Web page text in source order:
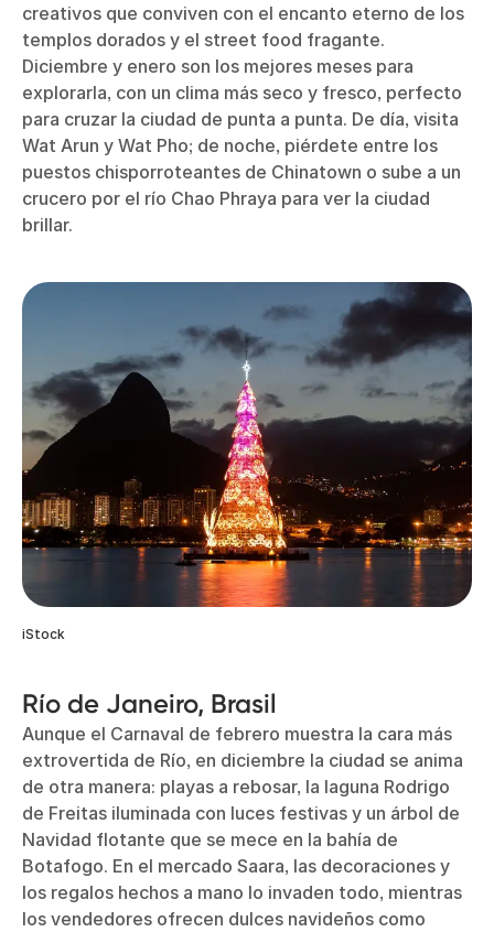
creativos que conviven con el encanto eterno de los
templos dorados y el street food fragante.
Diciembre y enero son los mejores meses para
explorarla, con un clima más seco y fresco, perfecto
para cruzar la ciudad de punta a punta. De día, visita
Wat Arun y Wat Pho; de noche, piérdete entre los
puestos chisporroteantes de Chinatown o sube a un
crucero por el río Chao Phraya para ver la ciudad
brillar.
iStock
Río de Janeiro, Brasil
Aunque el Carnaval de febrero muestra la cara más
extrovertida de Río, en diciembre la ciudad se anima
de otra manera: playas a rebosar, la laguna Rodrigo
de Freitas iluminada con luces festivas y un árbol de
Navidad flotante que se mece en la bahía de
Botafogo. En el mercado Saara, las decoraciones y
los regalos hechos a mano lo invaden todo, mientras
los vendedores ofrecen dulces navideños como